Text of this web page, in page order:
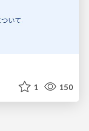
1 150